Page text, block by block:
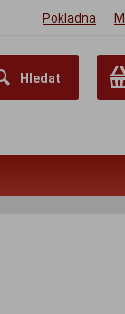
Pokladna
Hledat